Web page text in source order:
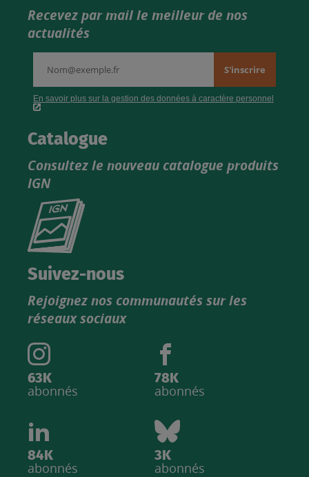
Recevez par mail le meilleur de nos
actualités
Catalogue
Consultez le nouveau catalogue produits
IGN
Consultez
catalogue
IGN
Suivez-nous
Rejoignez nos communautés sur les
réseaux sociaux
63K
abonnés
78K
abonnés
84K
abonnés
3K
abonnés